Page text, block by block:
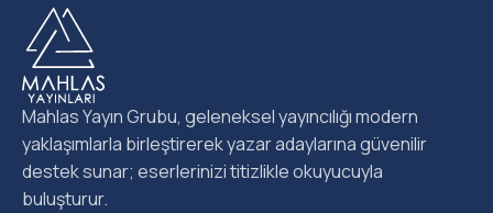
Mahlas Yayın Grubu, geleneksel yayıncılığı modern
yaklaşımlarla birleştirerek yazar adaylarına güvenilir
destek sunar; eserlerinizi titizlikle okuyucuyla
buluşturur.